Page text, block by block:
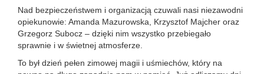
Nad bezpieczeństwem i organizacją czuwali nasi niezawodni
opiekunowie: Amanda Mazurowska, Krzysztof Majcher oraz
Grzegorz Subocz – dzięki nim wszystko przebiegało
sprawnie i w świetnej atmosferze.
To był dzień pełen zimowej magii i uśmiechów, który na